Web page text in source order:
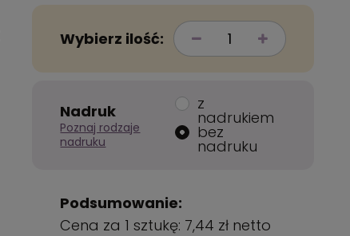
Wybierz ilość:
Nadruk
Poznaj rodzaje
nadruku
z
nadrukiem
bez
nadruku
Podsumowanie:
Cena za 1 sztukę: 7,44 zł netto